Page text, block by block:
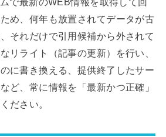
め、何年も放置されてデータが古
それだけで引用候補から外されて
リライト（記事の更新）を行い、
に書き換える、提供終了したサー
ど、常に情報を「最新かつ正確」
ださい。